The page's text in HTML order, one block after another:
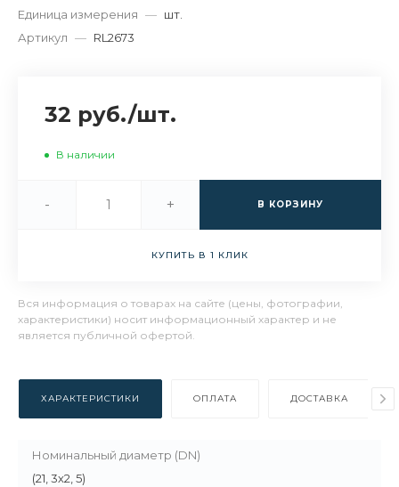
Единица измерения — шт.
Артикул — RL2673
32 руб./шт.
В наличии
- + В КОРЗИНУ
КУПИТЬ В 1 КЛИК
Вся информация о товарах на сайте (цены, фотографии,
характеристики) носит информационный характер и не
является публичной офертой.
ХАРАКТЕРИСТИКИ ОПЛАТА ДОСТАВКА
Номинальный диаметр (DN)
(21, 3х2, 5)